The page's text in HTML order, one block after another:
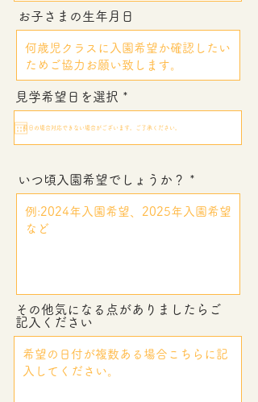
お子さまの生年月日
見学希望日を選択 *
e
u
i
d
いつ頃入園希望でしょうか？
その他気になる点がありましたらご
記入ください